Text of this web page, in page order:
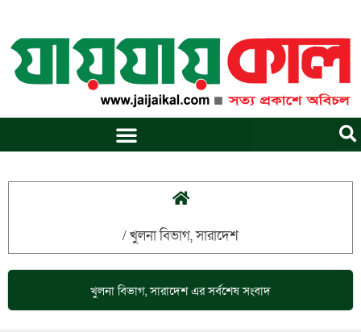
content
/খুলনা বিভাগ,সারাদেশ
খুলনা বিভাগ,সারাদেশএর সর্বশেষ সংবাদ